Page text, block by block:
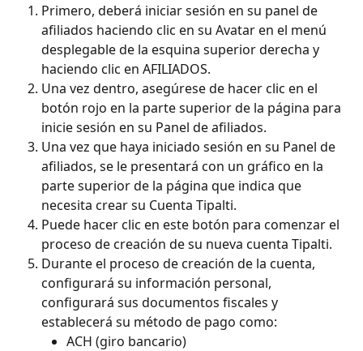
Primero, deberá iniciar sesión en su panel de
afiliados haciendo clic en su Avatar en el menú
desplegable de la esquina superior derecha y
haciendo clic en AFILIADOS.
Una vez dentro, asegúrese de hacer clic en el
botón rojo en la parte superior de la página para
inicie sesión en su Panel de afiliados.
Una vez que haya iniciado sesión en su Panel de
afiliados, se le presentará con un gráfico en la
parte superior de la página que indica que
necesita crear su Cuenta Tipalti.
Puede hacer clic en este botón para comenzar el
proceso de creación de su nueva cuenta Tipalti.
Durante el proceso de creación de la cuenta,
configurará su información personal,
configurará sus documentos fiscales y
establecerá su método de pago como:
ACH (giro bancario)